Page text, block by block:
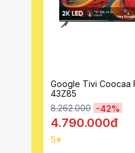
Smart Tivi LG AI 4K
55UA7350PSB
16.362.000
-45%
8.990.000đ
5